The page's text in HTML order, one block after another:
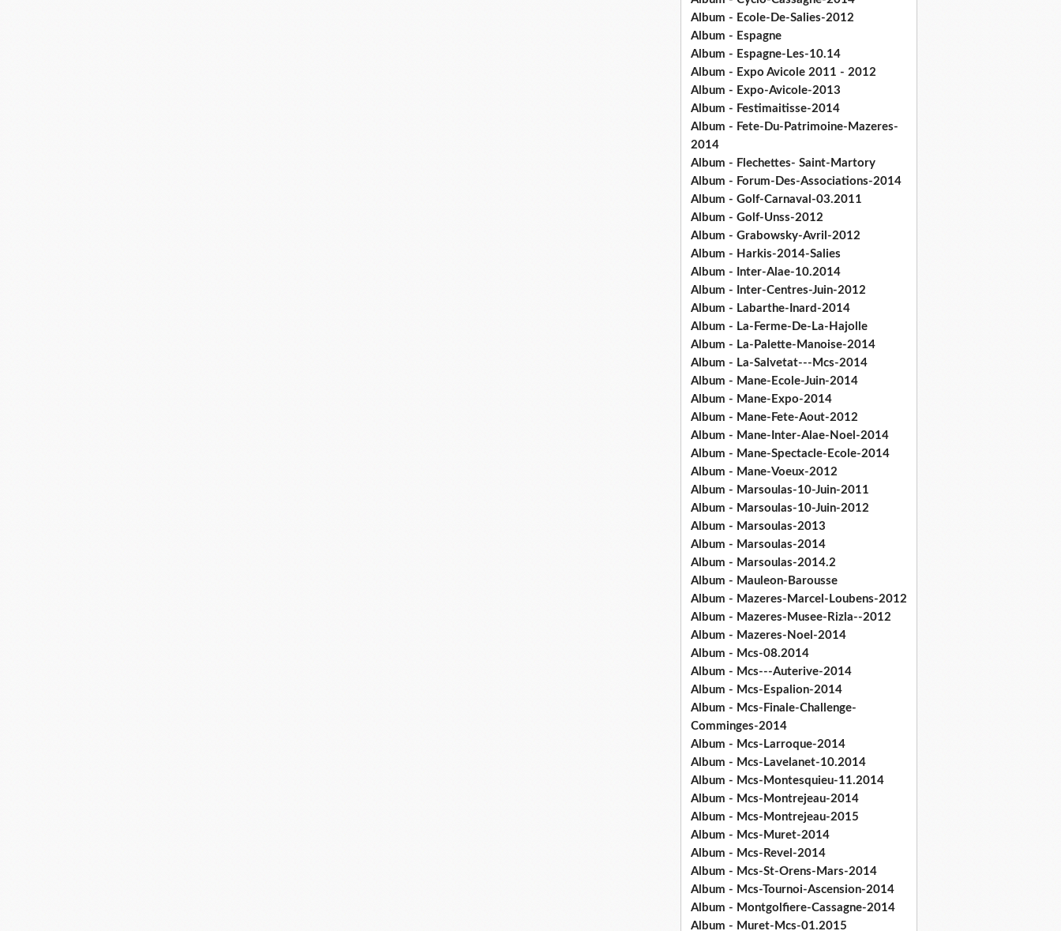
Album - Ecole-De-Salies-2012
Album - Espagne
Album - Espagne-Les-10.14
Album - Expo Avicole 2011 - 2012
Album - Expo-Avicole-2013
Album - Festimaitisse-2014
Album - Fete-Du-Patrimoine-Mazeres-
2014
Album - Flechettes- Saint-Martory
Album - Forum-Des-Associations-2014
Album - Golf-Carnaval-03.2011
Album - Golf-Unss-2012
Album - Grabowsky-Avril-2012
Album - Harkis-2014-Salies
Album - Inter-Alae-10.2014
Album - Inter-Centres-Juin-2012
Album - Labarthe-Inard-2014
Album - La-Ferme-De-La-Hajolle
Album - La-Palette-Manoise-2014
Album - La-Salvetat---Mcs-2014
Album - Mane-Ecole-Juin-2014
Album - Mane-Expo-2014
Album - Mane-Fete-Aout-2012
Album - Mane-Inter-Alae-Noel-2014
Album - Mane-Spectacle-Ecole-2014
Album - Mane-Voeux-2012
Album - Marsoulas-10-Juin-2011
Album - Marsoulas-10-Juin-2012
Album - Marsoulas-2013
Album - Marsoulas-2014
Album - Marsoulas-2014.2
Album - Mauleon-Barousse
Album - Mazeres-Marcel-Loubens-2012
Album - Mazeres-Musee-Rizla--2012
Album - Mazeres-Noel-2014
Album - Mcs-08.2014
Album - Mcs---Auterive-2014
Album - Mcs-Espalion-2014
Album - Mcs-Finale-Challenge-
Comminges-2014
Album - Mcs-Larroque-2014
Album - Mcs-Lavelanet-10.2014
Album - Mcs-Montesquieu-11.2014
Album - Mcs-Montrejeau-2014
Album - Mcs-Montrejeau-2015
Album - Mcs-Muret-2014
Album - Mcs-Revel-2014
Album - Mcs-St-Orens-Mars-2014
Album - Mcs-Tournoi-Ascension-2014
Album - Montgolfiere-Cassagne-2014
Album - Muret-Mcs-01.2015